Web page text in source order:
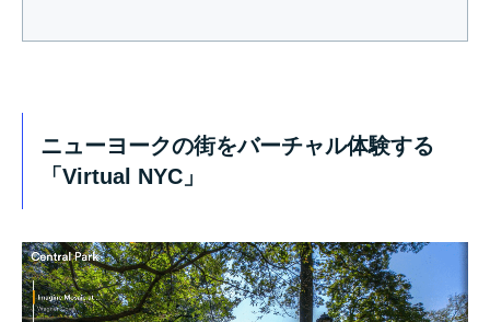
ニューヨークの街をバーチャル体験する
「Virtual NYC」